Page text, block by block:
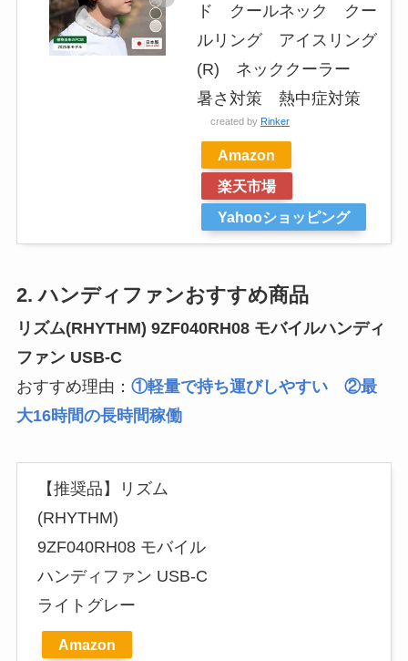
ド クールネック クー
ルリング アイスリング
(R) ネッククーラー
暑さ対策 熱中症対策
created by Rinker
Amazon
楽天市場
Yahooショッピング
2. ハンディファンおすすめ商品
リズム(RHYTHM) 9ZF040RH08 モバイルハンディ
ファン USB-C
おすすめ理由： ①軽量で持ち運びしやすい ②最
大16時間の長時間稼働
【推奨品】リズム
(RHYTHM)
9ZF040RH08 モバイル
ハンディファン USB-C
ライトグレー
Amazon